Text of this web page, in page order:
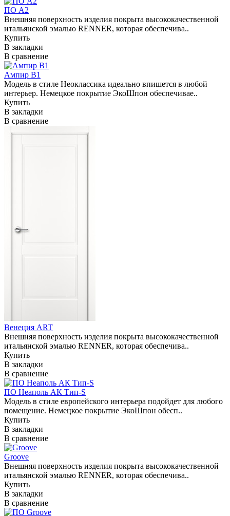
ПО А2
Внешняя поверхность изделия покрыта высококачественной
итальянской эмалью RENNER, которая обеспечива..
Купить
В закладки
В сравнение
Ампир В1
Модель в стиле Неоклассика идеально впишется в любой
интерьер. Немецкое покрытие ЭкоШпон обеспечивае..
Купить
В закладки
В сравнение
Венеция ART
Внешняя поверхность изделия покрыта высококачественной
итальянской эмалью RENNER, которая обеспечива..
Купить
В закладки
В сравнение
ПО Неаполь АК Тип-S
Модель в стиле европейского интерьера подойдет для любого
помещение. Немецкое покрытие ЭкоШпон обесп..
Купить
В закладки
В сравнение
Groove
Внешняя поверхность изделия покрыта высококачественной
итальянской эмалью RENNER, которая обеспечива..
Купить
В закладки
В сравнение